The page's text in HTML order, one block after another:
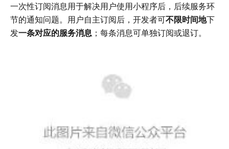
一次性订阅消息用于解决用户使用小程序后，后续服务环
节的通知问题。用户自主订阅后，开发者可不限时间地下
发一条对应的服务消息 ； 每条消息可单独订阅或退订。